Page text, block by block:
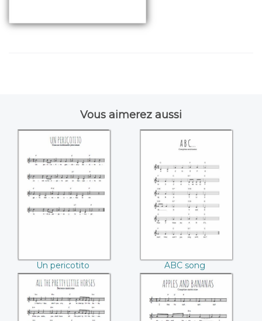
Vous aimerez aussi
Un pericotito
Un pericotito
ABC song
ABC song
All the pretty little
Apples and